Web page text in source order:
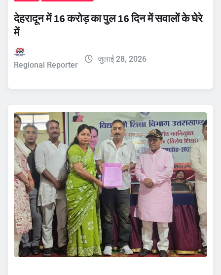
देहरादून में 16 करोड़ का पुल 16 दिन में सवालों के घेरे
में
Regional Reporter
जुलाई 28, 2026